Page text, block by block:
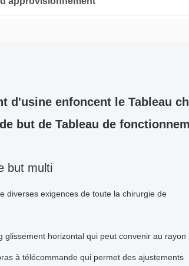
d'usine enfoncent le Tableau
but de Tableau de
but multi
diverses exigences de toute la chirurgie de
horizontal qui peut convenir au rayon
à télécommande qui permet des ajustements